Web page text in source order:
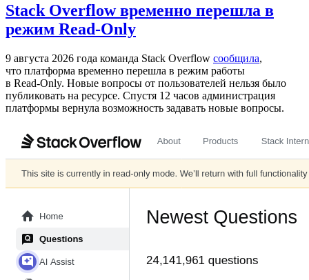
Stack Overflow временно перешла в
режим Read-Only
9 августа 2026 года команда Stack Overflow сообщила,
что платформа временно перешла в режим работы
в Read‑Only. Новые вопросы от пользователей нельзя было
публиковать на ресурсе. Спустя 12 часов администрация
платформы вернула возможность задавать новые вопросы.